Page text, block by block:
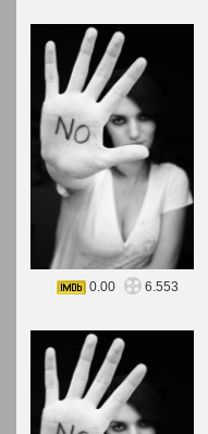
0.00 6.553